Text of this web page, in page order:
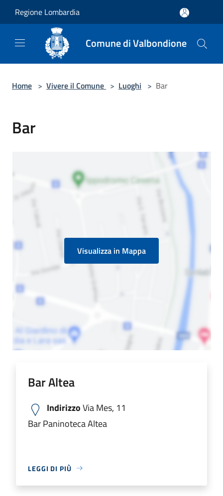
Regione Lombardia
Comune di Valbondione
Home > Vivere il Comune > Luoghi > Bar
Bar
Visualizza in Mappa
Bar Altea
IndirizzoVia Mes, 11
Bar Paninoteca Altea
LEGGI DI PIÙ